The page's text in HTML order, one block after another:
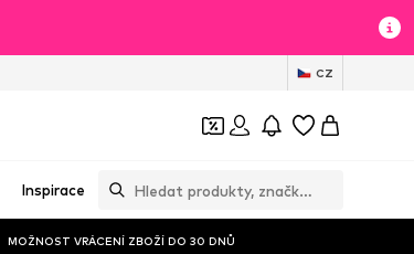
CZ
Inspirace
MOŽNOST VRÁCENÍ ZBOŽÍ DO 30 DNŮ